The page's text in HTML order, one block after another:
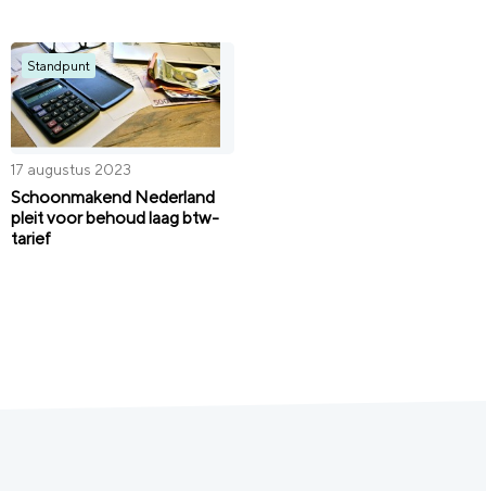
Standpunt
17 augustus 2023
Schoonmakend Nederland
pleit voor behoud laag btw-
tarief